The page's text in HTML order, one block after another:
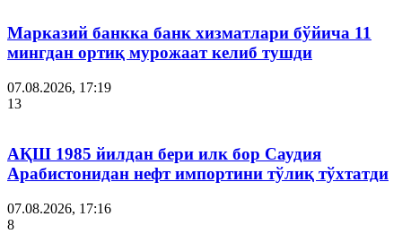
Марказий банкка банк хизматлари бўйича 11
мингдан ортиқ мурожаат келиб тушди
07.08.2026, 17:19
13
АҚШ 1985 йилдан бери илк бор Саудия
Арабистонидан нефт импортини тўлиқ тўхтатди
07.08.2026, 17:16
8